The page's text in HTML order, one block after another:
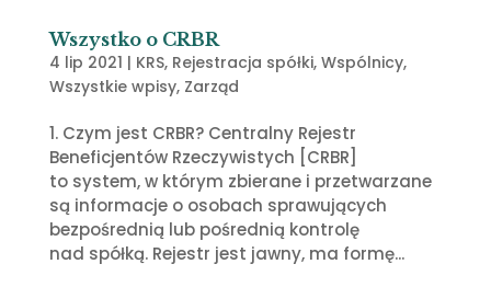
Wszystko o CRBR
4 lip 2021 | KRS, Rejestracja spółki, Wspólnicy,
Wszystkie wpisy, Zarząd
1. Czym jest CRBR? Centralny Rejestr
Beneficjentów Rzeczywistych [CRBR]
to system, w którym zbierane i przetwarzane
są informacje o osobach sprawujących
bezpośrednią lub pośrednią kontrolę
nad spółką. Rejestr jest jawny, ma formę...